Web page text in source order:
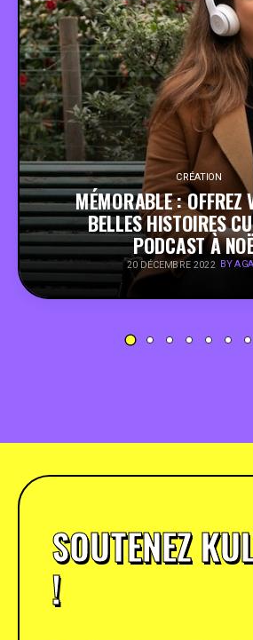
VINTAGE
PEOPLE
FOOD
BONS PLANS
SOUTENEZ
CRÉATION
MÉMORABLE : OFFREZ
BELLES HISTOIRES
PODCAST À
20 DÉCEMBRE 2022 BY
SOUTENEZ
!